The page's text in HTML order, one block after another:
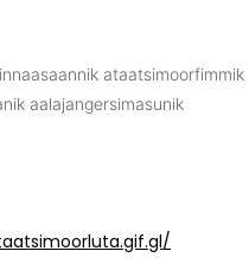
ataatsimoorfimmik
aalajangersimasunik